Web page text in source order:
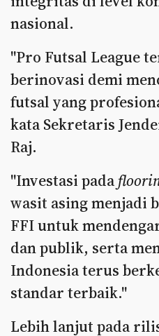
nasional.
"Pro Futsal League
berinovasi demi
futsal yang
kata Sekretaris
Raj.
"Investasi pada
wasit asing menjadi
FFI untuk
dan publik, serta
Indonesia terus
standar terbaik."
Lebih lanjut pada